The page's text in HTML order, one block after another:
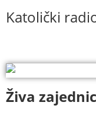
Katolički
Živa